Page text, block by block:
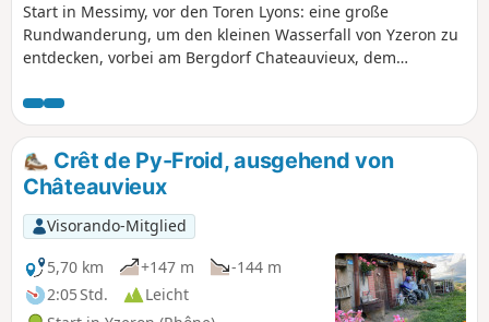
Start in Messimy, vor den Toren Lyons: eine große
Rundwanderung, um den kleinen Wasserfall von Yzeron zu
entdecken, vorbei am Bergdorf Chateauvieux, dem
von Faix. Anmerkung des Autors: Die Beschreibung wurde
vor langer Zeit verfasst. Überprüfen Sie die Bewertungen
undnutzen Sie vorzugsweisedie App Visorando
Crêt de Py-Froid, ausgehend von
Châteauvieux
Visorando-Mitglied
5,70 km
+147 m
-144 m
2:05 Std.
Leicht